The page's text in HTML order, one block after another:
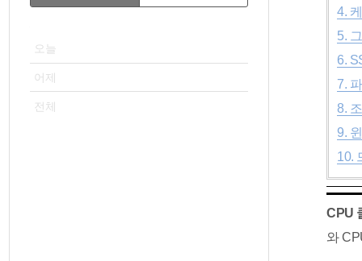
4.
5.
6.
7.
8.
9.
10.
CPU
와
오늘
어제
전체